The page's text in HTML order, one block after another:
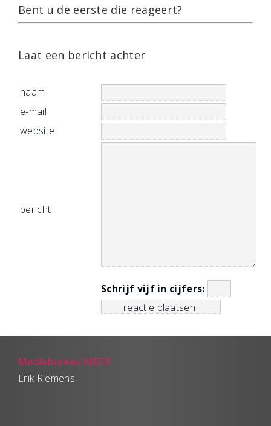
Bent u de eerste die reageert?
Laat een bericht achter
naam
e-mail
website
bericht
Schrijf vijf in cijfers:
Mediabureau MEER
Erik Riemens